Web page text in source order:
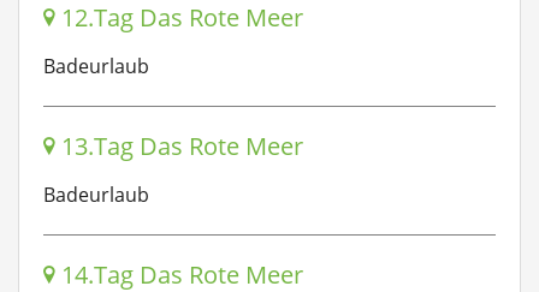
12.Tag Das Rote Meer
Badeurlaub
13.Tag Das Rote Meer
Badeurlaub
14.Tag Das Rote Meer